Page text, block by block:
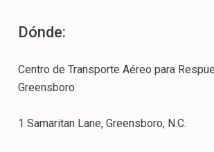
Dónde:
Centro de Transporte Aéreo para
Greensboro
1 Samaritan Lane, Greensboro, N.C.